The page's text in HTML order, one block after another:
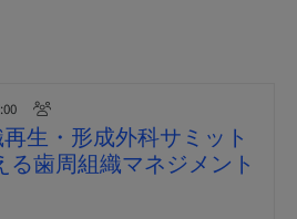
生・形成外科サミット
る歯周組織マネジメント